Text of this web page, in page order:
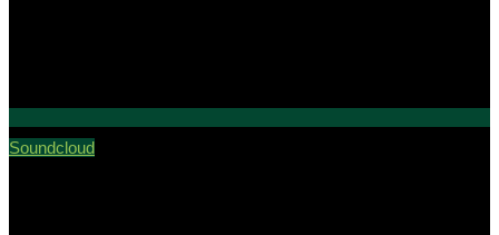
Soundcloud